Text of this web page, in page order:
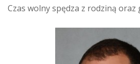
Czas wolny spędza z rodziną oraz